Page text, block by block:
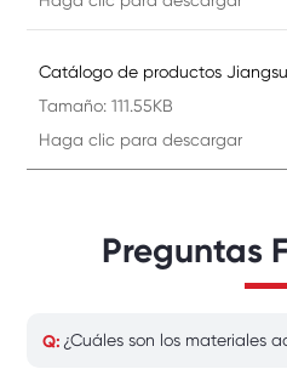
Catálogo de productos
Tamaño: 111.55KB
Haga clic para descargar
Preguntas
¿Cuáles son los materiales adecuados para las